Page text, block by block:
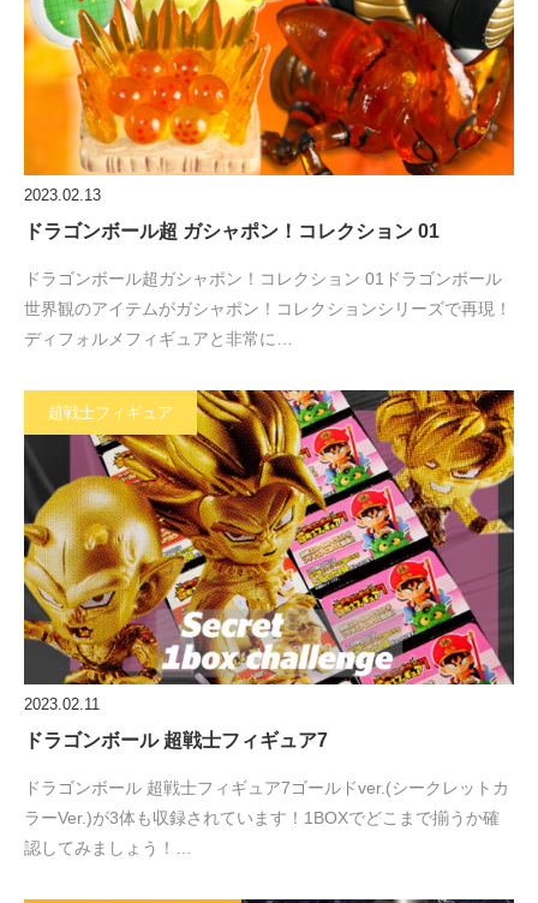
2023.02.13
ドラゴンボール超 ガシャポン！コレクション 01
ドラゴンボール超ガシャポン！コレクション 01ドラゴンボール
世界観のアイテムがガシャポン！コレクションシリーズで再現！
ディフォルメフィギュアと非常に…
超戦士フィギュア
2023.02.11
ドラゴンボール 超戦士フィギュア7
ドラゴンボール 超戦士フィギュア7ゴールドver.(シークレットカ
ラーVer.)が3体も収録されています！1BOXでどこまで揃うか確
認してみましょう！…